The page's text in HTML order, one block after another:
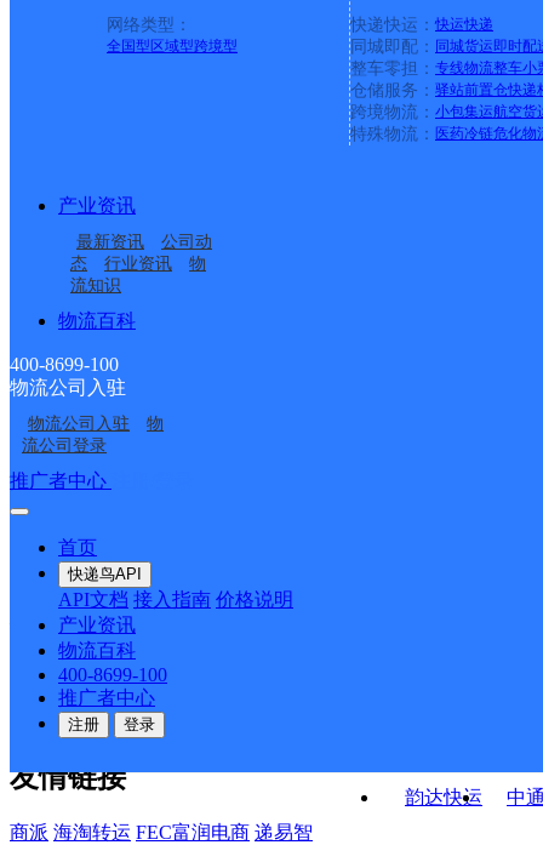
网络类型：
全国型 区域型跨境型
快递快运： 快运快递
同城即配： 同城货运即时配
整车零担： 专线物流整车小
仓储服务： 驿站前置仓快递
跨境物流： 小包集运航空货
特殊物流： 医药冷链危化物
产业资讯
最新资讯
公司动
态
行业资讯
物
流知识
物流百科
400-8699-100
物流公司入驻
物流公司入驻
物
流公司登录
推广者中心
首页
快递鸟API
API文档 接入指南 价格说明
产业资讯
物流百科
400-8699-100
推广者中心
注册 登录
泸县云锦镇合作点
ID7892
泸州泸县福集镇营业部
中国邮政集团有限公司
四川省泸县喻坪邮政支
局
泸县中和邮政支局
中国邮政集团有限公司
四川省泸县桐兴邮政支
中国邮政集团有限公司
韵达快运
中
接口API
API接口 DEMO下载
关于我们
公司介绍 企业动态
合作伙伴 快递鸟接口服务协议
户隐私政策
友情链接
商派 海淘转运 FEC富润电商 递易智